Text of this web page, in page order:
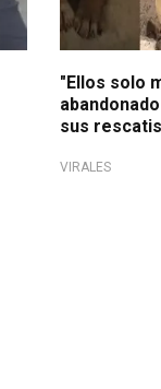
"Ellos solo
sus
VIRALES